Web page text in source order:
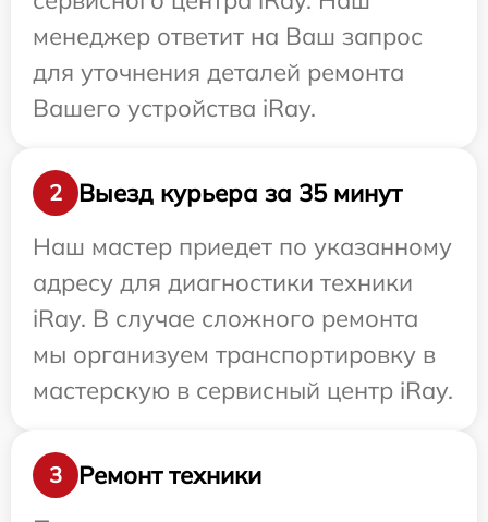
менеджер ответит на Ваш запрос
для уточнения деталей ремонта
Вашего устройства iRay.
2
Выезд курьера за 35 минут
Наш мастер приедет по указанному
адресу для диагностики техники
iRay. В случае сложного ремонта
мы организуем транспортировку в
мастерскую в сервисный центр iRay.
3
Ремонт техники